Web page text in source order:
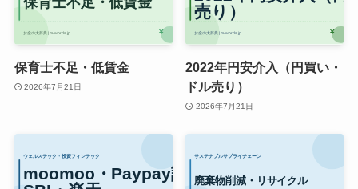
保育士不足・低賃金
2026年7月21日
2022年円安介入（円買い・
ドル売り）
2026年7月21日